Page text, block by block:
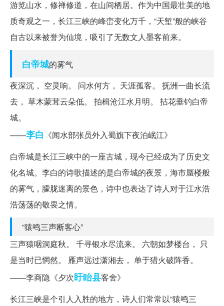
游览山水，修禅修道，在山间栖居。作为中国最壮美的地
质奇观之一，长江三峡的峰峦变化万千，“天堑”般的峡谷
自古以来被誉为仙境，吸引了无数文人墨客前来。
白帝城的雾气
夜深沉， 空灵响。 问水何方， 天涯孤客。 抚洲一曲长流
去， 草木蒙茸云朵低。 拍楫沧江水月明。 拈花垂钓白帝
城。
——李白 《闻水部张员外入蜀旗下夜泊岷江》
白帝城是长江三峡中的一座古城，现今已经成为了历史文
化名城。李白的诗歌描述的是白帝城的夜景，海市蜃楼般
的雾气，朦胧迷离的景色，诗中也表达了诗人对于江水浩
浩荡荡的敬畏之情。
“猿鸣三声断客心”
三声猿咽洞庭秋。 千寻银水尽流来。 六朝如梦楼台， 只
是当时已惘然。 雁声远过潇湘去， 单于猎火破阵香。
——李商隐《夕次盱眙县客舍》
长江三峡是个引人入胜的地方，诗人们常常以“猿鸣三